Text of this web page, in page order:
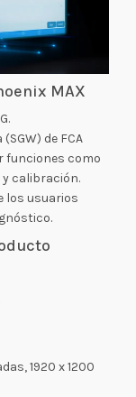
MAX
de FCA
funciones como
calibración.
los usuarios
1920 x 1200